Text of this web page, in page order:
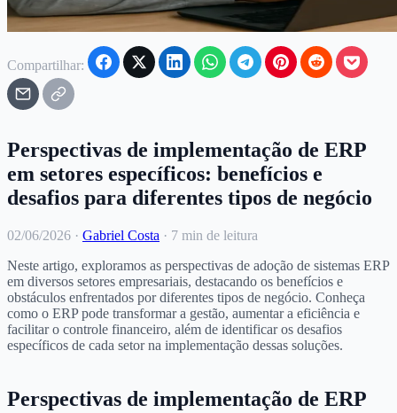
Compartilhar:
Perspectivas de implementação de ERP
em setores específicos: benefícios e
desafios para diferentes tipos de negócio
02/06/2026 · Gabriel Costa · 7 min de leitura
Neste artigo, exploramos as perspectivas de adoção de sistemas ERP
em diversos setores empresariais, destacando os benefícios e
obstáculos enfrentados por diferentes tipos de negócio. Conheça
como o ERP pode transformar a gestão, aumentar a eficiência e
facilitar o controle financeiro, além de identificar os desafios
específicos de cada setor na implementação dessas soluções.
Perspectivas de implementação de ERP